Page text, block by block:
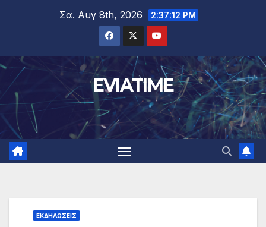
Σα. Αυγ 8th, 2026 2:37:13 PM
EVIATIME
ΕΚΔΗΛΩΣΕΙΣ